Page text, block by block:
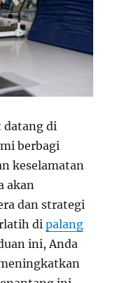
datang di
berbagi
keselamatan
akan
dan strategi
dipalang
ini, Anda